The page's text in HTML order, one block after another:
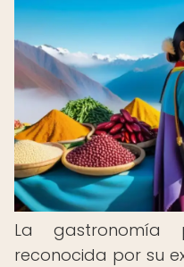
La
reconocida por su